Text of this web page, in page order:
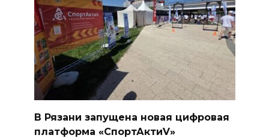
В Рязани запущена новая цифровая
платформа «СпортАктиV»